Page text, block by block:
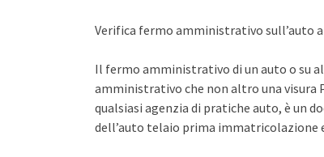
Verifica fermo amministrativo sull’auto
Il fermo amministrativo di un auto o su
amministrativo che non altro una visura
qualsiasi agenzia di pratiche auto, è un
dell’auto telaio prima immatricolazione